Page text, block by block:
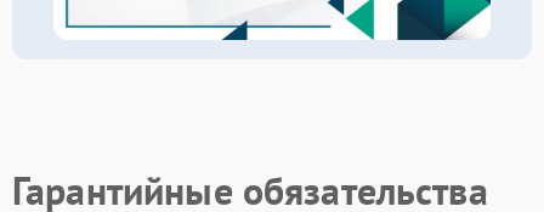
Гарантийные обязательства